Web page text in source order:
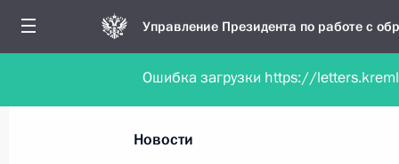
Управление Президента по работе с
Обратиться в форме электронного
Все новости
Новости
Ошибка загрузки https://